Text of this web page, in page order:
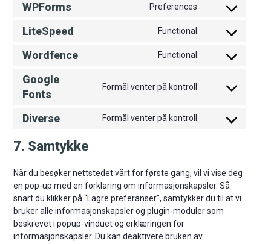
service
WPForms Preferences
Consent
service
LiteSpeed Functional
Consent
service
Wordfence Functional
Consent
service
Google
Fonts
Formål venter på kontroll
Consent
service
Diverse Formål venter på kontroll
Consent
7. Samtykke
Når du besøker nettstedet vårt for første gang, vil vi vise deg
en pop-up med en forklaring om informasjonskapsler. Så
snart du klikker på “Lagre preferanser”, samtykker du til at vi
bruker alle informasjonskapsler og plugin-moduler som
beskrevet i popup-vinduet og erklæringen for
informasjonskapsler. Du kan deaktivere bruken av